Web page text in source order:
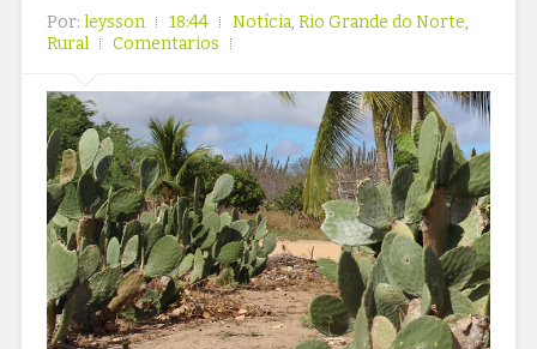
Por: leysson 18:44 Notícia, Rio Grande do Norte,
Rural
Comentarios